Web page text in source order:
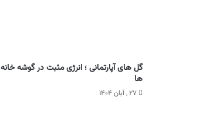
گل های آپارتمانی ؛ انرژی مثبت در گوشه خانه
ها
۲۷ , آبان ۱۴۰۴